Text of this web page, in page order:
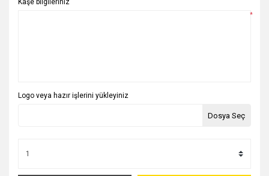
Kaşe bilgileriniz
*
Logo veya hazır işlerini yükleyiniz
Dosya Seç